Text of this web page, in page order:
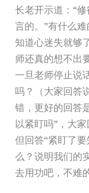
长老开示道：“
言的。”有什么
知道心迷失就够
师还真的想不出
一旦老师停止说
吗？（大家回答
错，更好的回答
以紧盯吗”，大
但回答“紧盯了
么？说明我们的
去用功吧，不难的